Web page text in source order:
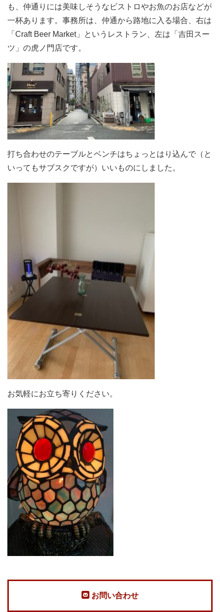
も、仲通りには美味しそうなビストロやお魚のお店などが
一杯あります。事務所は、仲通から路地に入る場合、右は
「Craft Beer Market」というレストラン、左は「吉田スー
ツ」の虎ノ門店です。
打ち合わせのテーブルとベンチはちょっとはり込んで（と
いってもサブスクですが）いいものにしました。
お気軽にお立ち寄りください。
お問い合わせ